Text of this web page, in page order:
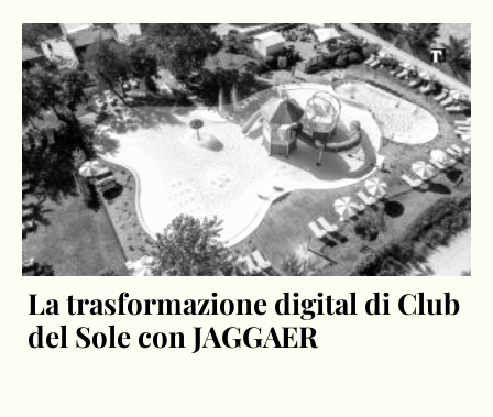
La trasformazione digital di Club
del Sole con JAGGAER